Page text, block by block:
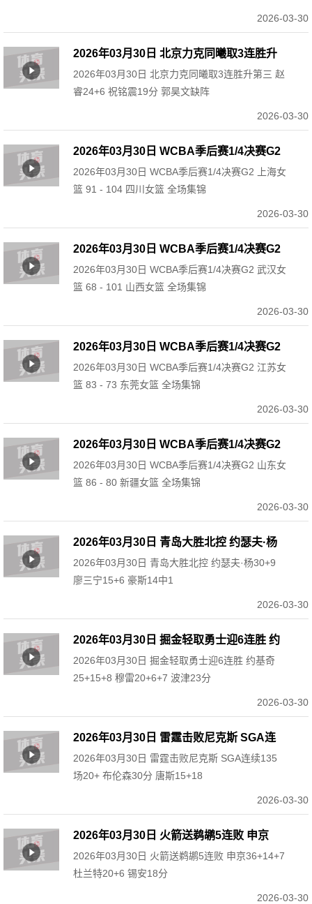
2026-03-30
2026年03月30日 北京力克同曦取3连胜升
第三 赵睿24+6 祝铭震19分 郭昊文缺阵
2026年03月30日 北京力克同曦取3连胜升第三 赵
睿24+6 祝铭震19分 郭昊文缺阵
2026-03-30
2026年03月30日 WCBA季后赛1/4决赛G2
上海女篮 91 - 104 四川女篮 全场集锦
2026年03月30日 WCBA季后赛1/4决赛G2 上海女
篮 91 - 104 四川女篮 全场集锦
2026-03-30
2026年03月30日 WCBA季后赛1/4决赛G2
武汉女篮 68 - 101 山西女篮 全场集锦
2026年03月30日 WCBA季后赛1/4决赛G2 武汉女
篮 68 - 101 山西女篮 全场集锦
2026-03-30
2026年03月30日 WCBA季后赛1/4决赛G2
江苏女篮 83 - 73 东莞女篮 全场集锦
2026年03月30日 WCBA季后赛1/4决赛G2 江苏女
篮 83 - 73 东莞女篮 全场集锦
2026-03-30
2026年03月30日 WCBA季后赛1/4决赛G2
山东女篮 86 - 80 新疆女篮 全场集锦
2026年03月30日 WCBA季后赛1/4决赛G2 山东女
篮 86 - 80 新疆女篮 全场集锦
2026-03-30
2026年03月30日 青岛大胜北控 约瑟夫·杨
30+9 廖三宁15+6 豪斯14中1
2026年03月30日 青岛大胜北控 约瑟夫·杨30+9
廖三宁15+6 豪斯14中1
2026-03-30
2026年03月30日 掘金轻取勇士迎6连胜 约
基奇25+15+8 穆雷20+6+7 波津23分
2026年03月30日 掘金轻取勇士迎6连胜 约基奇
25+15+8 穆雷20+6+7 波津23分
2026-03-30
2026年03月30日 雷霆击败尼克斯 SGA连
续135场20+ 布伦森30分 唐斯15+18
2026年03月30日 雷霆击败尼克斯 SGA连续135
场20+ 布伦森30分 唐斯15+18
2026-03-30
2026年03月30日 火箭送鹈鹕5连败 申京
36+14+7 杜兰特20+6 锡安18分
2026年03月30日 火箭送鹈鹕5连败 申京36+14+7
杜兰特20+6 锡安18分
2026-03-30